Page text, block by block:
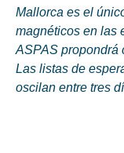
Mallorca es el
magnéticos en las
ASPAS propondrá
Las listas de
oscilan entre tres